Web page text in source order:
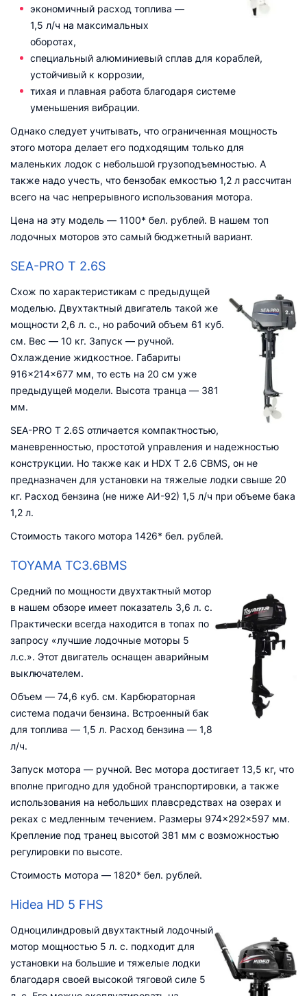
экономичный расход топлива —
1,5 л/ч на максимальных
оборотах,
специальный алюминиевый сплав для кораблей,
устойчивый к коррозии,
тихая и плавная работа благодаря системе
уменьшения вибрации.
Однако следует учитывать, что ограниченная мощность
этого мотора делает его подходящим только для
маленьких лодок с небольшой грузоподъемностью. А
также надо учесть, что бензобак емкостью 1,2 л рассчитан
всего на час непрерывного использования мотора.
Цена на эту модель — 1100* бел. рублей. В нашем топ
лодочных моторов это самый бюджетный вариант.
SEA-PRO T 2.6S
Схож по характеристикам с предыдущей
моделью. Двухтактный двигатель такой же
мощности 2,6 л. с., но рабочий объем 61 куб.
см. Вес — 10 кг. Запуск — ручной.
Охлаждение жидкостное. Габариты
916×214×677 мм, то есть на 20 см уже
предыдущей модели. Высота транца — 381
мм.
SEA-PRO T 2.6S отличается компактностью,
маневренностью, простотой управления и надежностью
конструкции. Но также как и HDX T 2.6 CBMS, он не
предназначен для установки на тяжелые лодки свыше 20
кг. Расход бензина (не ниже АИ-92) 1,5 л/ч при объеме бака
1,2 л.
Стоимость такого мотора 1426* бел. рублей.
TOYAMA TC3.6BMS
Средний по мощности двухтактный мотор
в нашем обзоре имеет показатель 3,6 л. с.
Практически всегда находится в топах по
запросу «лучшие лодочные моторы 5
л.с.». Этот двигатель оснащен аварийным
выключателем.
Объем — 74,6 куб. см. Карбюраторная
система подачи бензина. Встроенный бак
для топлива — 1,5 л. Расход бензина — 1,8
л/ч.
Запуск мотора — ручной. Вес мотора достигает 13,5 кг, что
вполне пригодно для удобной транспортировки, а также
использования на небольших плавсредствах на озерах и
реках с медленным течением. Размеры 974×292×597 мм.
Крепление под транец высотой 381 мм с возможностью
регулировки по высоте.
Стоимость мотора — 1820* бел. рублей.
Hidea HD 5 FHS
Одноцилиндровый двухтактный лодочный
мотор мощностью 5 л. с. подходит для
установки на большие и тяжелые лодки
благодаря своей высокой тяговой силе 5